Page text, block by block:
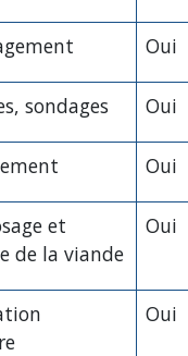
Oui
sondages Oui
Oui
et
de la viande
Oui
Oui